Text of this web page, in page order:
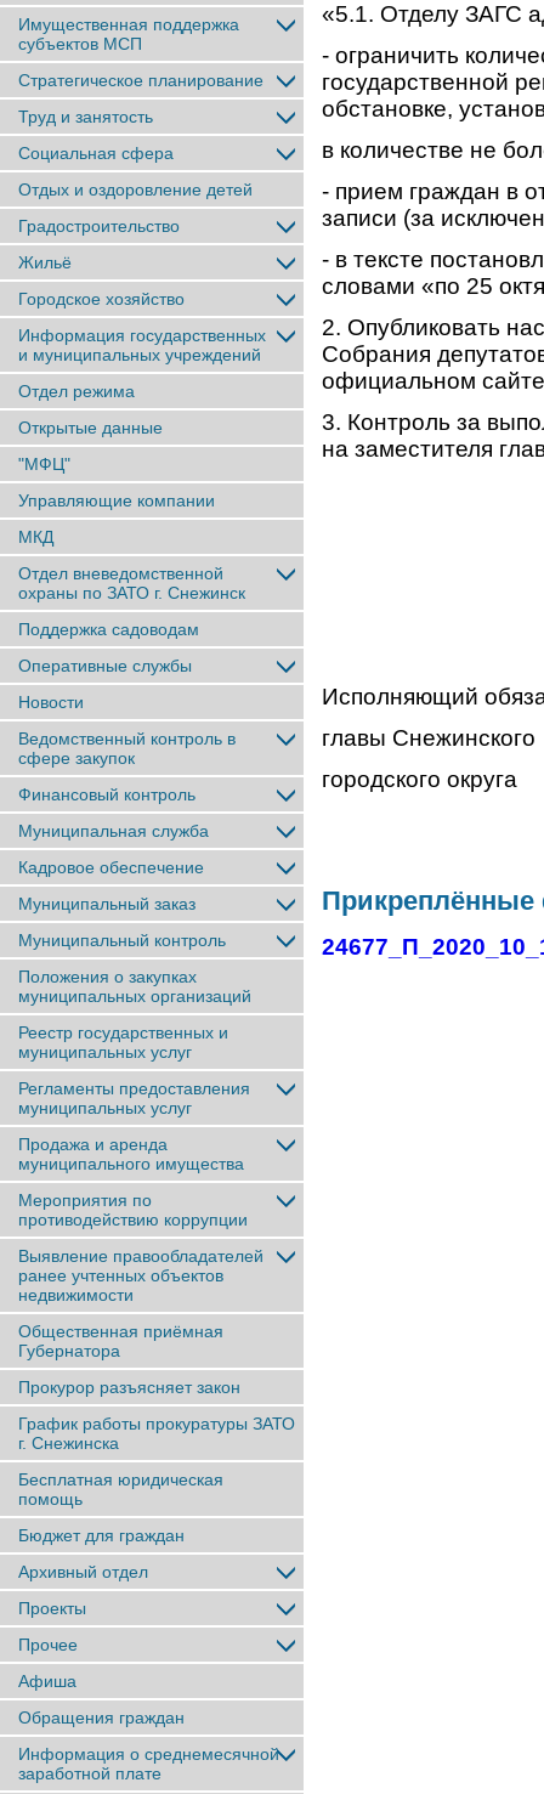
Имущественная поддержка
субъектов МСП
Стратегическое планирование
Труд и занятость
Социальная сфера
Отдых и оздоровление детей
Градостроительство
Жильё
Городское хозяйство
Информация государственных
и муниципальных учреждений
Отдел режима
Открытые данные
"МФЦ"
Управляющие компании
МКД
Отдел вневедомственной
охраны по ЗАТО г. Снежинск
Поддержка садоводам
Оперативные службы
Новости
Ведомственный контроль в
сфере закупок
Финансовый контроль
Муниципальная служба
Кадровое обеспечение
Муниципальный заказ
Муниципальный контроль
Положения о закупках
муниципальных организаций
Реестр государственных и
муниципальных услуг
Регламенты предоставления
муниципальных услуг
Продажа и аренда
муниципального имущества
Мероприятия по
противодействию коррупции
Выявление правообладателей
ранее учтенныx объектов
недвижимости
Общественная приёмная
Губернатора
Прокурор разъясняет закон
График работы прокуратуры ЗАТО
г. Снежинска
Бесплатная юридическая
помощь
Бюджет для граждан
Архивный отдел
Проекты
Прочее
Афиша
Обращения граждан
Информация о среднемесячной
заработной плате
«5.1. Отделу ЗАГС
- ограничить
государственной
обстановке,
в количестве не
- прием граждан в
записи (за
- в тексте
словами «по 25
2. Опубликовать
Собрания
официальном
3. Контроль за
на заместителя
Исполняющий
главы Снежинского